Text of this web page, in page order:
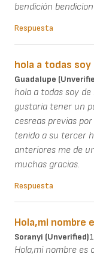
bendición
Respuesta
hola a todas
Guadalupe
hola a todas soy
gustaria tener un
cesreas previas
tenido a su tercer
anteriores me de
muchas gracias.
Respuesta
Hola,mi nombre
Soranyi (unverified)
Hola,mi nombre es